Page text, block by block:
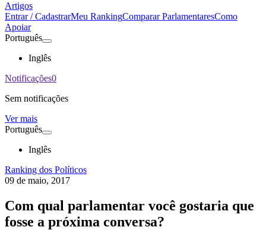
Artigos
Entrar / CadastrarMeu RankingComparar ParlamentaresComo
Apoiar
Português
Inglês
Notificações0
Sem notificações
Ver mais
Português
Inglês
Ranking dos Políticos
09 de maio, 2017
Com qual parlamentar você gostaria que
fosse a próxima conversa?